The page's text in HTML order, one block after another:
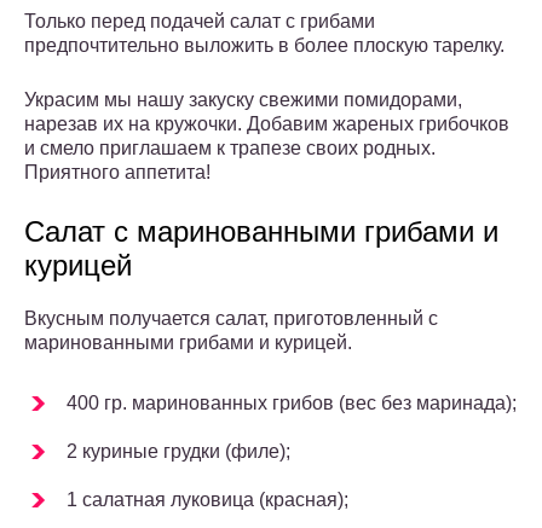
Только перед подачей салат с грибами
предпочтительно выложить в более плоскую тарелку.
Украсим мы нашу закуску свежими помидорами,
нарезав их на кружочки. Добавим жареных грибочков
и смело приглашаем к трапезе своих родных.
Приятного аппетита!
Салат с маринованными грибами и
курицей
Вкусным получается салат, приготовленный с
маринованными грибами и курицей.
400 гр. маринованных грибов (вес без маринада);
2 куриные грудки (филе);
1 салатная луковица (красная);